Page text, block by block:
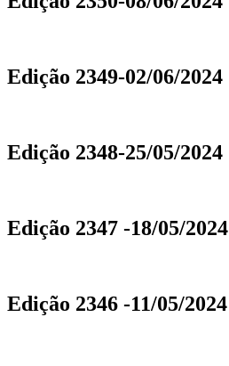
Edição 2349-02/06/2024
Edição 2348-25/05/2024
Edição 2347 -18/05/2024
Edição 2346 -11/05/2024